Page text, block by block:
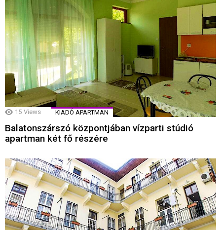
15 Views KIADÓ APARTMAN
Balatonszárszó központjában vízparti stúdió
apartman két fő részére